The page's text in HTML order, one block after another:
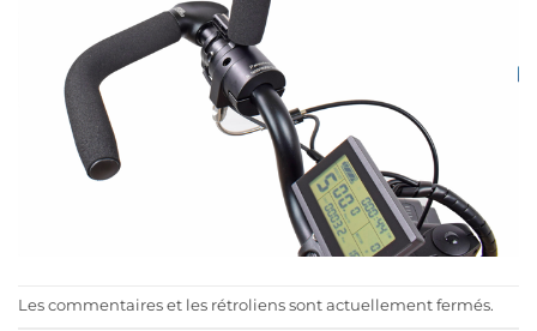
Les commentaires et les rétroliens sont actuellement fermés.